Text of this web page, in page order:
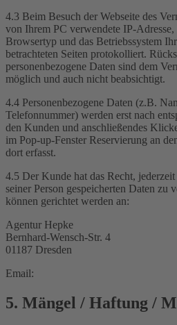
4.3 Beim Besuch der Webseite des
von Ihrem PC verwendete IP-
Browsertyp und das Betriebssystem
betrachteten Seiten protokolliert.
personenbezogene Daten sind dem
möglich und auch nicht beabsichtigt.
4.4 Personenbezogene Daten (z.B.
Telefonnummer) werden erst nach
den Kunden und anschließendes
im Pop-up-Fenster Reservierung an
dort erfasst.
4.5 Der Kunde hat das Recht,
seiner Person gespeicherten Daten zu
können gerichtet werden an:
Agentur Hepke
Bernhard-Wensch-Str. 4
01187 Dresden
Email:
5. Mängel / Haftung /